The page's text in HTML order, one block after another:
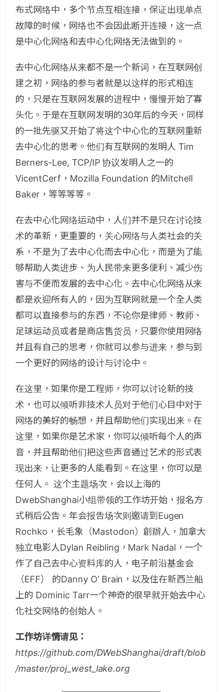
布式网络中，多个节点互相连接，保证出现单点
故障的时候，网络也不会因此断开连接，这一点
是中心化网络和去中心化网络无法做到的。
去中心化网络从来都不是一个新词，在互联网创
建之初，网络的参与者就是以这样的形式相连
的，只是在互联网发展的进程中，慢慢开始了寡
头化。于是在互联网发明的30年后的今天，同样
的一批先驱又开始了将这个中心化的互联网重新
去中心化的思考。他们有互联网的发明人 Tim
Berners-Lee, TCP/IP 协议发明人之一的
VicentCerf，Mozilla Foundation 的Mitchell
Baker，等等等等。
在去中心化网络运动中，人们并不是只在讨论技
术的革新，更重要的，关心网络与人类社会的关
系，不是为了去中心化而去中心化，而是为了能
够帮助人类进步、为人民带来更多便利、减少伤
害与不便而发展的去中心化。去中心化网络从来
都是欢迎所有人的，因为互联网就是一个全人类
都可以直接参与的东西，不论你是律师、教师、
足球运动员或者是商店售货员，只要你使用网络
并且有自己的思考，你就可以参与进来，参与到
一个更好的网络的设计与讨论中。
在这里，如果你是工程师，你可以讨论新的技
术，也可以倾听非技术人员对于他们心目中对于
网络的美好的畅想，并且帮助他们实现出来。在
这里，如果你是艺术家，你可以倾听每个人的声
音，并且帮助他们把这些声音通过艺术的形式表
现出来，让更多的人能看到。在这里，你可以是
任何人。 这个主题场次，会以上海的
DwebShanghai小组带领的工作坊开始，报名方
式稍后公告。年会报告场次则邀请到Eugen
Rochko，长毛象（Mastodon）創辦人，加拿大
独立电影人Dylan Reibling，Mark Nadal，一个
作了自己去中心资料库的人，电子前沿基金会
（EFF） 的Danny O’ Brain，以及住在新西兰船
上的 Dominic Tarr一个神奇的很早就开始去中心
化社交网络的创始人。
工作坊详情请见：
https://github.com/DWebShanghai/draft/blob
/master/proj_west_lake.org